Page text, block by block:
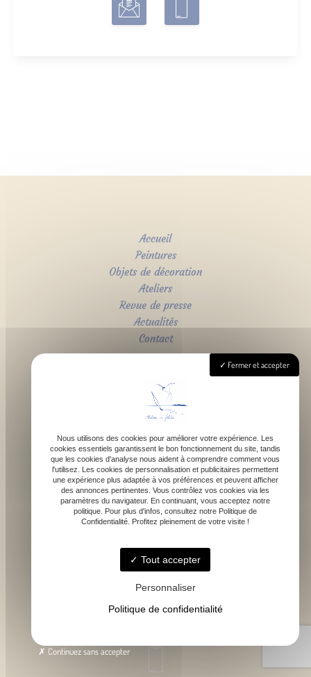
Accueil
Peintures
Objets de décoration
Ateliers
Revue de presse
Actualités
Contact
1043 route de bragot, 31470 Fonsorbes
contact@atelierdefelicie.fr
Fermer et accepter
Nous utilisons des cookies pour améliorer votre expérience. Les
cookies essentiels garantissent le bon fonctionnement du site, tandis
que les cookies d'analyse nous aident à comprendre comment vous
l'utilisez. Les cookies de personnalisation et publicitaires permettent
une expérience plus adaptée à vos préférences et peuvent afficher
des annonces pertinentes. Vous contrôlez vos cookies via les
paramètres du navigateur. En continuant, vous acceptez notre
politique. Pour plus d'infos, consultez notre Politique de
Confidentialité. Profitez pleinement de votre visite !
Tout accepter
Personnaliser
Politique de confidentialité
Continuez sans accepter